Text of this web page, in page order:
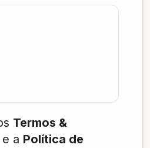
Termos &
e a Política de